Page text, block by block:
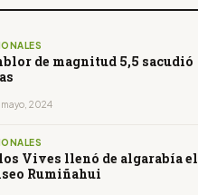
de magnitud 5,5 sacudió
mayo, 2024
Vives llenó de algarabía el
Rumiñahui